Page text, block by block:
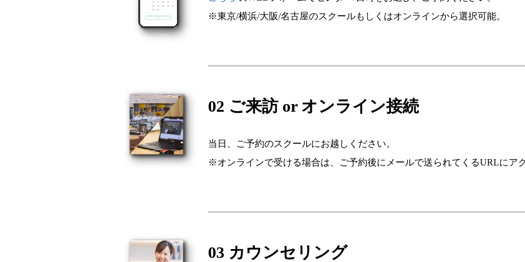
※東京/横浜/大阪/名古屋のスクールもしくはオンラインから選択可能。
02 ご来訪 or オンライン接続
当日、ご予約のスクールにお越しください。
※オンラインで受ける場合は、ご予約後にメールで送られてくるURLにア
03 カウンセリング